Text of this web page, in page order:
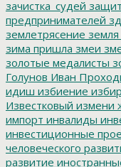
зачистка_судей
предпринимателей
землетрясение земля
зима пришла змеи
золотые медалисты
Голунов Иван
идиш избиение
Известковый измени
импорт инвалиды
инвестиционные
человеческого
развитие